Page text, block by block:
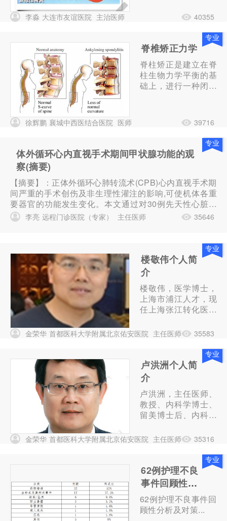
正常，免疫荧光可见
李淼 大连市友谊医院 主治医师 40355
脊椎矫正力学
脊柱矫正是建立在脊
柱生物力学平衡的基
础上，进行一种闭合
椎体进行针对性的定
向矫正，从而解除神
经根和血管的压
迫……
专业
徐辉鹏 襄城中西医结合医院 医师 39716
体外循环心内直视手术期间甲状腺功能的观
察(摘要)
【摘要】：正体外循环心肺转流术(CPB)心内直视手术期
间严重的手术创伤及非生理性灌注的影响,可使机体各重
要器官的功能发生变化。本文通过对30例先天性心脏病
病人心内直视手术CPB前、中、后血浆T_3(3,5,3'三碘甲
状腺原氨酸)、T_4(3,5,3',5'四碘甲状腺原氨酸)和TSH(甲
专业
李亮 远程门诊医院（专家） 主任医师 35646
楼敬伟个人简
介
楼敬伟，医学博士，
上海市浦江人才，现
任上海张江转化医学
海宝藤生物医药科技
股份有限公司董事
长。1993年毕业于
第二军医大学，先后
在南京军区总院和第
二军医大学长海医院
从事血液病临床工作
12年，2005至200
8...
专业
金荣华 首都医科大学附属北京佑安医院 主任医师 35583
卢洪洲个人简
介
卢洪洲，主任医师、
教授、内科学博士、
留美博士后、内科学
硕士生导师。享受国
务院特殊津贴。现任
上海市(复旦大学附
属)公共卫生临床中
心党委书记、复旦大
学附属华山医院院长
助理。参加复旦大
学、同济大学、温州
专业
金荣华 首都医科大学附属北京佑安医院 主任医师 35316
62例护理不良
事件回顾性分
析及对策
62例护理不良事件回
顾性分析及对策...
专业